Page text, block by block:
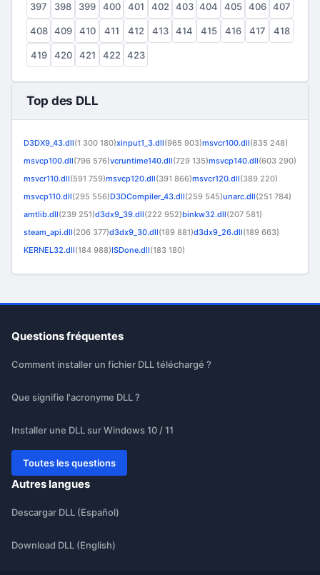
397 398 399 400 401 402 403 404 405 406 407
408 409 410 411 412 413 414 415 416 417 418
419 420 421 422 423
Top des DLL
D3DX9_43.dll(1 300 180)xinput1_3.dll(965 903)msvcr100.dll(835 248)
msvcp100.dll(796 576)vcruntime140.dll(729 135)msvcp140.dll(603 290)
msvcr110.dll(591 759)msvcp120.dll(391 866)msvcr120.dll(389 220)
msvcp110.dll(295 556)D3DCompiler_43.dll(259 545)unarc.dll(251 784)
amtlib.dll(239 251)d3dx9_39.dll(222 952)binkw32.dll(207 581)
steam_api.dll(206 377)d3dx9_30.dll(189 881)d3dx9_26.dll(189 663)
KERNEL32.dll(184 988)ISDone.dll(183 180)
Questions fréquentes
Comment installer un fichier DLL téléchargé ?
Que signifie l'acronyme DLL ?
Installer une DLL sur Windows 10 / 11
Toutes les questions
Autres langues
Descargar DLL (Español)
Download DLL (English)